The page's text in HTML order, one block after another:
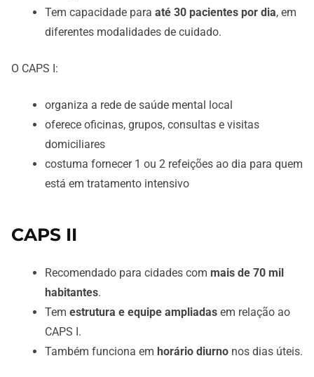
Tem capacidade para até 30 pacientes por dia, em
diferentes modalidades de cuidado.
O CAPS I:
organiza a rede de saúde mental local
oferece oficinas, grupos, consultas e visitas
domiciliares
costuma fornecer 1 ou 2 refeições ao dia para quem
está em tratamento intensivo
CAPS II
Recomendado para cidades com mais de 70 mil
habitantes.
Tem estrutura e equipe ampliadas em relação ao
CAPS I.
Também funciona em horário diurno nos dias úteis.